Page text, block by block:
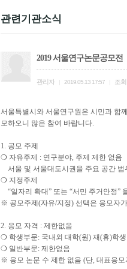
관련기관소식
2019 서울연구논문공모전
관리자 2019.05.13 17:57 조회
서울특별시와 서울연구원은 시민과 함
모하오니 많은 참여 바랍니다.
1. 공모 주제
❍ 자유주제 : 연구분야, 주제 제한 없음
서울 및 서울대도시권을 주요 공간 범
❍ 지정주제
“일자리 확대” 또는 “서민 주거안정”
※ 공모주제(자유/지정) 선택은 응모자
2. 응모 자격 : 제한없음
❍ 학생부문: 국내외 대학(원) 재(휴)학
❍ 일반부문: 제한없음
※ 응모 논문 수 제한 없음 (단, 대표응